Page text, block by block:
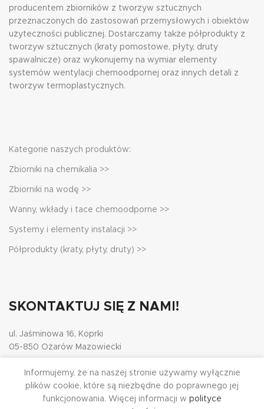
producentem zbiorników z tworzyw sztucznych
przeznaczonych do zastosowań przemysłowych i obiektów
użyteczności publicznej. Dostarczamy także półprodukty z
tworzyw sztucznych (kraty pomostowe, płyty, druty
spawalnicze) oraz wykonujemy na wymiar elementy
systemów wentylacji chemoodpornej oraz innych detali z
tworzyw termoplastycznych.
Kategorie naszych produktów:
Zbiorniki na chemikalia >>
Zbiorniki na wodę >>
Wanny, wkłady i tace chemoodporne >>
Systemy i elementy instalacji >>
Półprodukty (kraty, płyty, druty) >>
SKONTAKTUJ SIĘ Z NAMI!
ul. Jaśminowa 16, Koprki
05-850 Ożarów Mazowiecki
Zapytania: +48 798 775 760
E-mail.:biuro@amargotwinn.pl
Informujemy, że na naszej stronie używamy wyłącznie
plików cookie, które są niezbędne do poprawnego jej
funkcjonowania. Więcej informacji w polityce